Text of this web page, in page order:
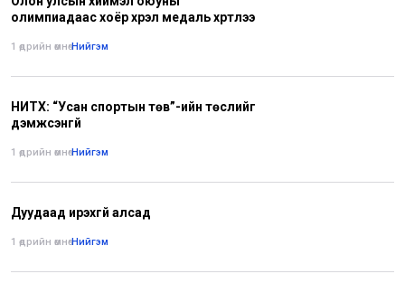
олимпиадаас хоёр хүрэл медаль хүртлээ
1 өдрийн өмнө•Нийгэм
НИТХ: “Усан спортын төв”-ийн төслийг
дэмжсэнгүй
1 өдрийн өмнө•Нийгэм
Дуудаад ирэхгүй алсад
1 өдрийн өмнө•Нийгэм